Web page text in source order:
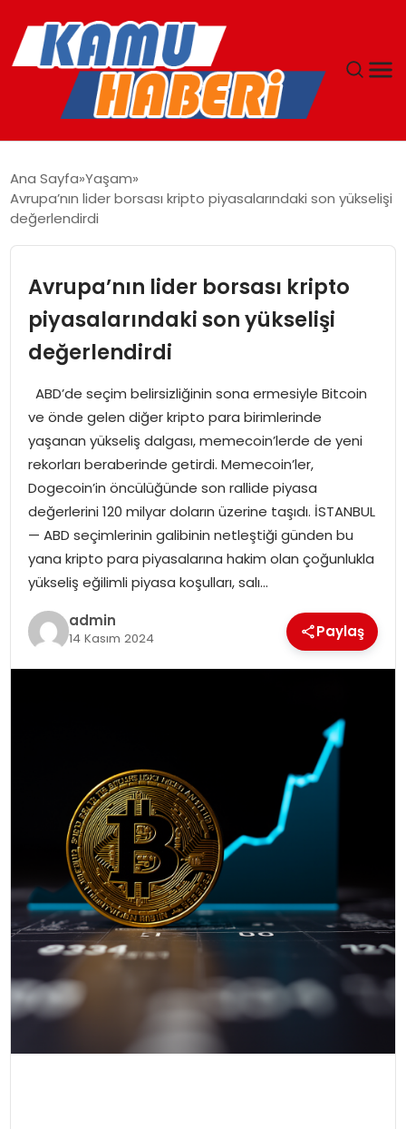
YAŞAM
MAGAZIN
EKONOMI
SPOR
TEKNOLOJI
EĞITIM
GENEL
Ana Sayfa Yaşam
Avrupa’nın lider borsası kripto piyasalarındaki son yükselişi
değerlendirdi
Avrupa’nın lider borsası kripto
piyasalarındaki son yükselişi
değerlendirdi
ABD’de seçim belirsizliğinin sona ermesiyle Bitcoin
ve önde gelen diğer kripto para birimlerinde
yaşanan yükseliş dalgası, memecoin’lerde de yeni
rekorları beraberinde getirdi. Memecoin’ler,
Dogecoin’in öncülüğünde son rallide piyasa
değerlerini 120 milyar doların üzerine taşıdı. İSTANBUL
— ABD seçimlerinin galibinin netleştiği günden bu
yana kripto para piyasalarına hakim olan çoğunlukla
yükseliş eğilimli piyasa koşulları, salı…
admin
14 Kasım 2024 Paylaş